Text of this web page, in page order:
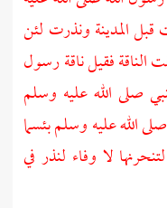
قبلالمدينةونذرت لئن
الناقة فقيل ناقة رسول
صلى الله عليه وسلم
الله عليه وسلم بئسما
لا وفاء لنذر في